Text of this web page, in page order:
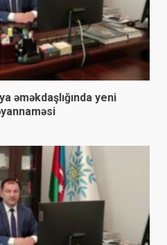
əməkdaşlığında yeni